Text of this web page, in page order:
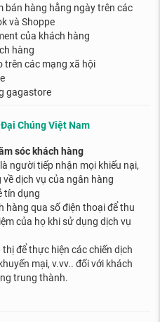
bán hàng hằng ngày trên các
và Shoppe
của khách hàng
hàng
trên các mạng xã hội
gagastore
Chúng Việt Nam
sóc khách hàng
người tiếp nhận mọi khiếu nại,
dịch vụ của ngân hàng
tín dụng
hàng qua số điện thoại để thu
của họ khi sử dụng dịch vụ
để thực hiện các chiến dịch
mại, v.vv.. đối với khách
trung thành.